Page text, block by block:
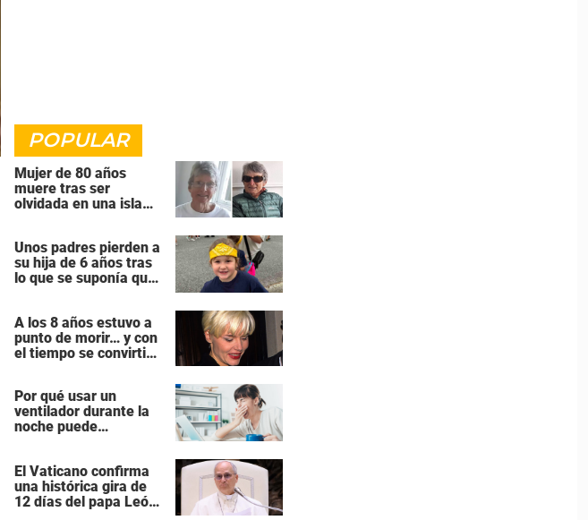
POPULAR
Mujer de 80 años
muere tras ser
olvidada en una isla
Unos padres pierden a
su hija de 6 años tras
lo que se suponía que
«rutinaria»
A los 8 años estuvo a
punto de morir… y con
el tiempo se convirtió
Hollywood
Por qué usar un
ventilador durante la
noche puede
El Vaticano confirma
una histórica gira de
12 días del papa León